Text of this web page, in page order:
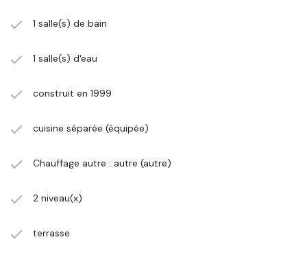
1 salle(s) de bain
1 salle(s) d'eau
construit en 1999
cuisine séparée (équipée)
Chauffage autre : autre (autre)
2 niveau(x)
terrasse